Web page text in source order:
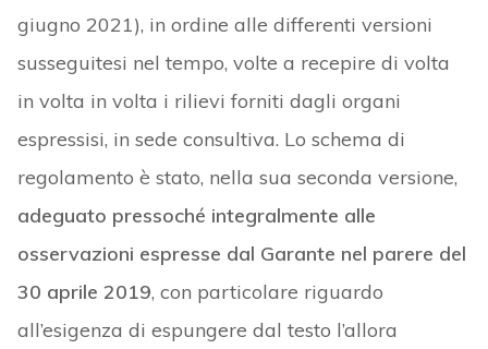
giugno 2021), in ordine alle differenti versioni
susseguitesi nel tempo, volte a recepire di volta
in volta in volta i rilievi forniti dagli organi
espressisi, in sede consultiva. Lo schema di
regolamento è stato, nella sua seconda versione,
adeguato pressoché integralmente alle
osservazioni espresse dal Garante nel parere del
30 aprile 2019, con particolare riguardo
all’esigenza di espungere dal testo l’allora